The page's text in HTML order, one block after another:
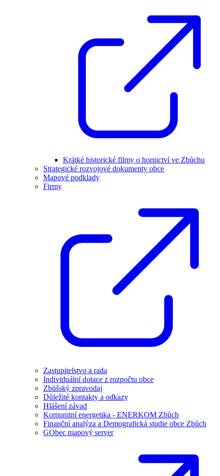
Krátké historické filmy o hornictví ve Zbůchu
Strategické rozvojové dokumenty obce
Mapové podklady
Firmy
Zastupitelstvo a rada
Individuální dotace z rozpočtu obce
Zbůšský zpravodaj
Důležité kontakty a odkazy
Hlášení závad
Komunitní energetika - ENERKOM Zbůch
Finanční analýza a Demografická studie obce Zbůch
GObec mapový server